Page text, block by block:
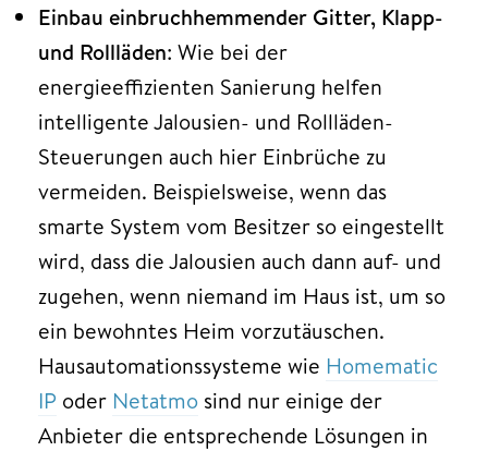
Einbau einbruchhemmender Gitter, Klapp-
und Rollläden: Wie bei der
energieeffizienten Sanierung helfen
intelligente Jalousien- und Rollläden-
Steuerungen auch hier Einbrüche zu
vermeiden. Beispielsweise, wenn das
smarte System vom Besitzer so eingestellt
wird, dass die Jalousien auch dann auf- und
zugehen, wenn niemand im Haus ist, um so
ein bewohntes Heim vorzutäuschen.
Hausautomationssysteme wie Homematic
IP oder Netatmo sind nur einige der
Anbieter die entsprechende Lösungen in